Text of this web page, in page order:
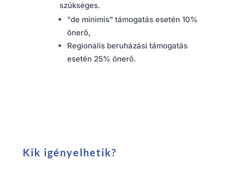
szükséges.
"de minimis" támogatás esetén 10%
önerő,
Regionális beruházási támogatás
esetén 25% önerő.
Kik igényelhetik?